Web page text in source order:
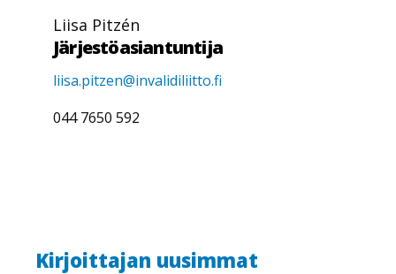
Liisa Pitzén
Järjestöasiantuntija
liisa.pitzen@invalidiliitto.fi
044 7650 592
Kirjoittajan uusimmat